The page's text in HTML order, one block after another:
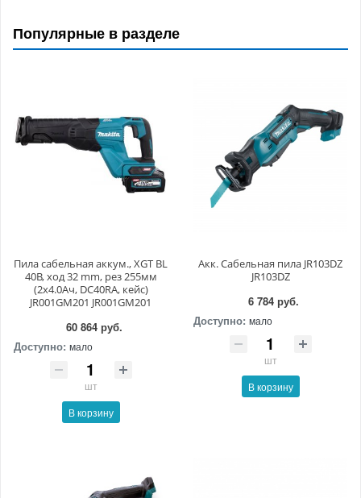
Популярные в разделе
Пила сабельная аккум., XGT BL
40В, ход 32 mm, рез 255мм
(2x4.0Ач, DC40RA, кейс)
JR001GM201 JR001GM201
60 864 руб.
Доступно: мало
шт
В корзину
Акк. Сабельная пила JR103DZ
JR103DZ
6 784 руб.
Доступно: мало
шт
В корзину